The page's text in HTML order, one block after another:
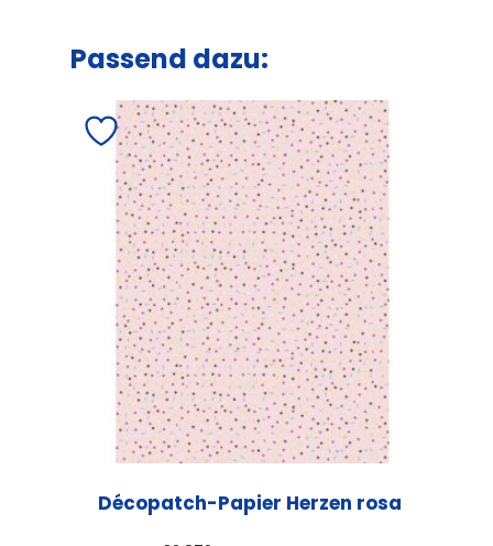
Passend dazu:
Décopatch-Papier Herzen rosa